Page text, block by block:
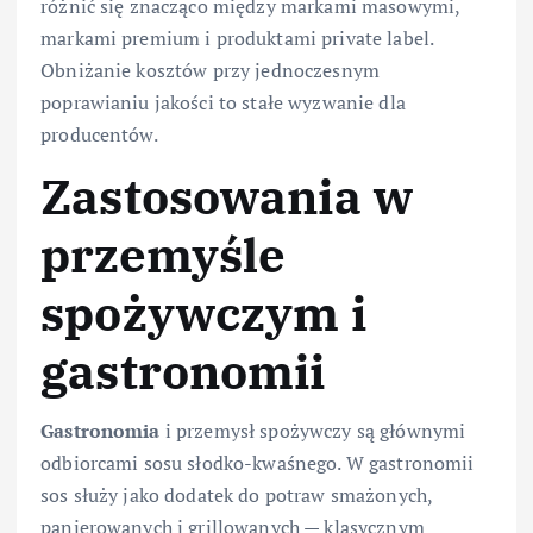
różnić się znacząco między markami masowymi,
markami premium i produktami private label.
Obniżanie kosztów przy jednoczesnym
poprawianiu jakości to stałe wyzwanie dla
producentów.
Zastosowania w
przemyśle
spożywczym i
gastronomii
Gastronomia i przemysł spożywczy są głównymi
odbiorcami sosu słodko-kwaśnego. W gastronomii
sos służy jako dodatek do potraw smażonych,
panierowanych i grillowanych — klasycznym